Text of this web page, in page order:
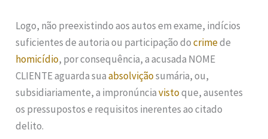
Logo, não preexistindo aos autos em exame, indícios
suficientes de autoria ou participação docrimede
homicídio, por consequência, a acusada NOME
CLIENTE aguarda suaabsolviçãosumária, ou,
subsidiariamente, a impronúnciavistoque, ausentes
os pressupostos e requisitos inerentes ao citado
delito.